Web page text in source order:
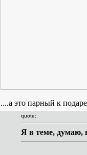
....а это парный к
quote:
Я в теме, думаю,